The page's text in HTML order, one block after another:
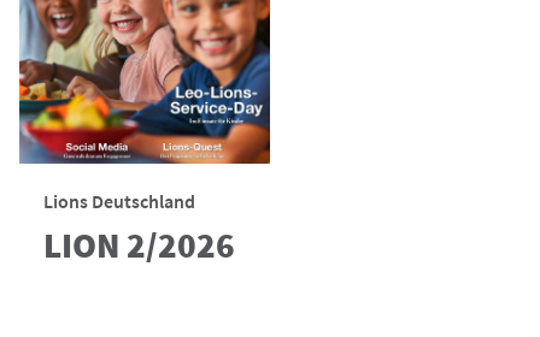
Lions Deutschland
LION 2/2026